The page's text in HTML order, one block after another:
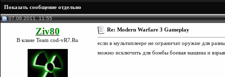
Показать сообщение отдельно
07.06.2011, 11:55
Ziv80
В клане Team cod-vR7.Ru
Re: Modern Warfare 3 Gameplay
если в мультиплеере не ограничат оружие для
можно исключить для бомбы боевая машина и